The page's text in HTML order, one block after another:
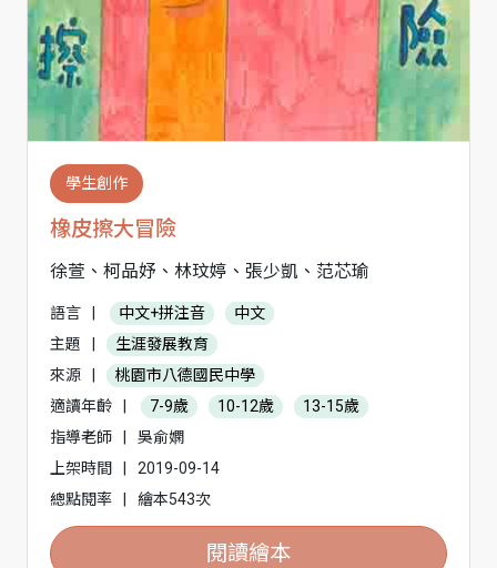
學生創作
橡皮擦大冒險
徐萱、柯品妤、林玟婷、張少凱、范芯瑜
語言 中文+拼注音
中文
主題
生涯發展教育
來源
桃園市八德國民中學
適讀年齡
7-9歲 10-12歲
13-15歲
指導老師
吳俞嫻
上架時間
2019-09-14
總點閱率
繪本543次
閱讀繪本